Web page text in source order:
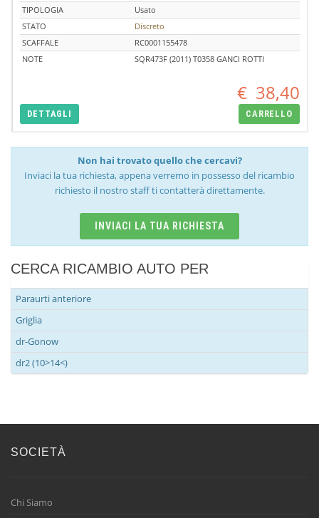
TIPOLOGIA
Usato
STATO
Discreto
SCAFFALE
RC0001155478
NOTE
SQR473F (2011) T0358 GANCI ROTTI
€ 38,40
DETTAGLI CARRELLO
Non hai trovato quello che cercavi?
Inviaci la tua richiesta, appena verremo in possesso del ricambio
richiesto il nostro staff ti contatterà direttamente.
INVIACI LA TUA RICHIESTA
CERCA RICAMBIO AUTO PER
Paraurti anteriore
Griglia
dr-Gonow
dr2 (10>14<)
SOCIETÀ
Chi Siamo